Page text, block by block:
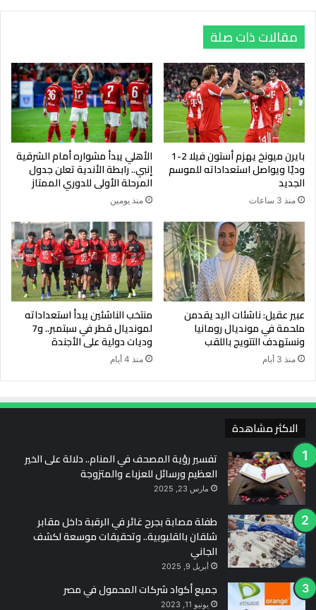
مقالات ذات صلة
بايرن ميونخ يهزم أستون فيلا 2-1
وديًا ويواصل استعداداته للموسم
الجديد
منذ 3 ساعات
الأهلي يبدأ مشواره أمام الشرقية
إنبي.. رابطة الأندية تعلن جدول
المرحلة الأولى للدوري الممتاز
منذ يومين
عبير عقيل: ناشئات اليد يقدمن
ملحمة في مونديال رومانيا
ونستهدف التتويج باللقب
منذ 3 أيام
منتخب الناشئين يبدأ استعداداته
لمونديال قطر في سبتمبر.. و7
وديات دولية على الأجندة
منذ 4 أيام
الاكثر مشاهدة
تفسير رؤية المصحف في المنام.. دلالة على الخير
العظيم ورسائل للعزباء والمتزوجة
مارس 23, 2025
طفلة مصابة بجرح غائر في الرقبة داخل مقابر
شلقان بالقليوبية.. وتحقيقات موسعة لكشف
الجاني
أبريل 9, 2025
جميع أكواد شركات المحمول في مصر
يونيو 11, 2023